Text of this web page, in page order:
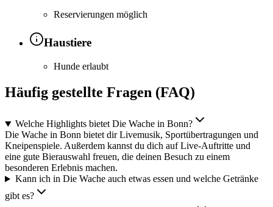
Reservierungen möglich
Haustiere
Hunde erlaubt
Häufig gestellte Fragen (FAQ)
Welche Highlights bietet Die Wache in Bonn?
Die Wache in Bonn bietet dir Livemusik, Sportübertragungen und
Kneipenspiele. Außerdem kannst du dich auf Live-Auftritte und
eine gute Bierauswahl freuen, die deinen Besuch zu einem
besonderen Erlebnis machen.
Kann ich in Die Wache auch etwas essen und welche Getränke
gibt es?